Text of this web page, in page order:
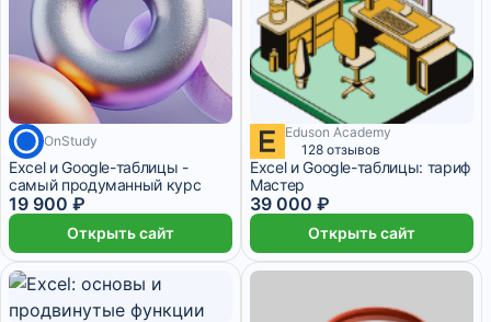
1 658 ₽/мес
OnStudy
Excel и Google-таблицы -
самый продуманный курс
19 900 ₽
Открыть сайт
3 250 ₽/мес
Eduson Academy
128 отзывов
Excel и Google-таблицы: тариф
Мастер
39 000 ₽
Открыть сайт